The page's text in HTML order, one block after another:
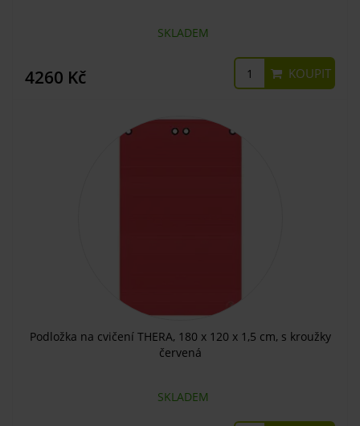
SKLADEM
4260 Kč KOUPIT
Podložka na cvičení THERA, 180 x 120 x 1,5 cm, s kroužky
červená
SKLADEM